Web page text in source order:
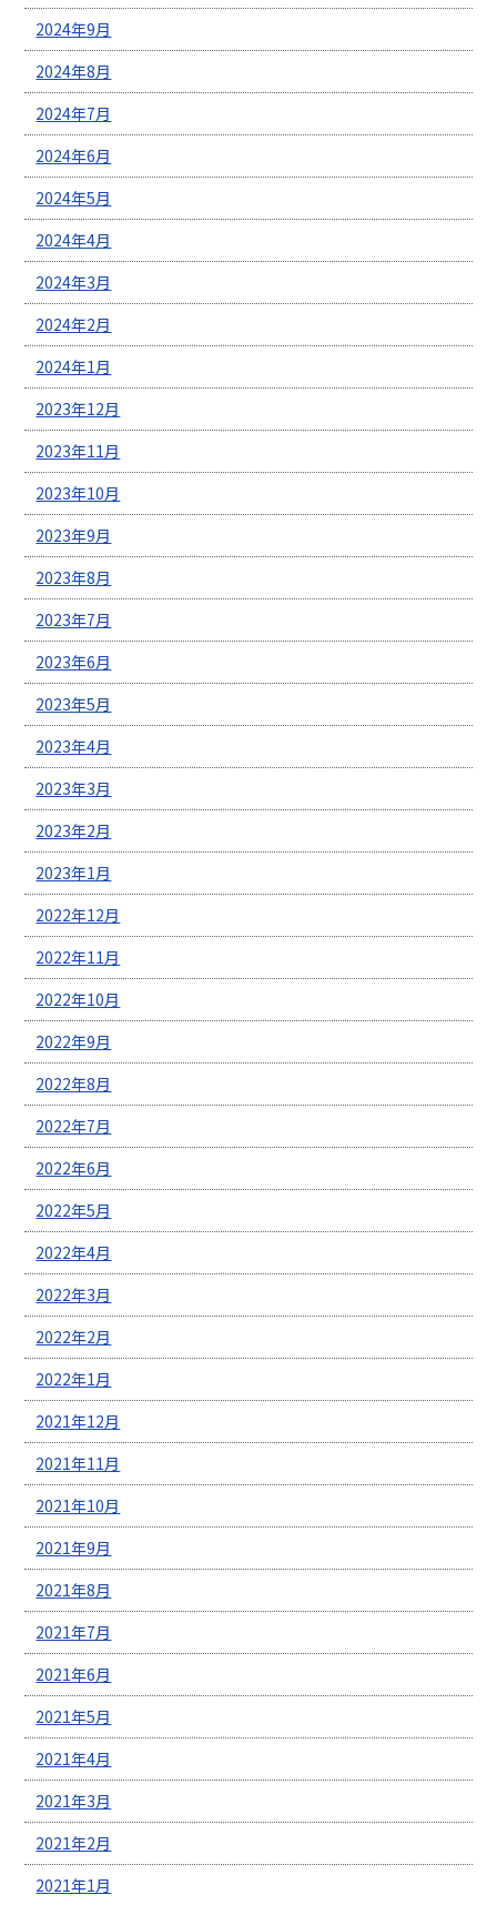
2024年9月
2024年8月
2024年7月
2024年6月
2024年5月
2024年4月
2024年3月
2024年2月
2024年1月
2023年12月
2023年11月
2023年10月
2023年9月
2023年8月
2023年7月
2023年6月
2023年5月
2023年4月
2023年3月
2023年2月
2023年1月
2022年12月
2022年11月
2022年10月
2022年9月
2022年8月
2022年7月
2022年6月
2022年5月
2022年4月
2022年3月
2022年2月
2022年1月
2021年12月
2021年11月
2021年10月
2021年9月
2021年8月
2021年7月
2021年6月
2021年5月
2021年4月
2021年3月
2021年2月
2021年1月